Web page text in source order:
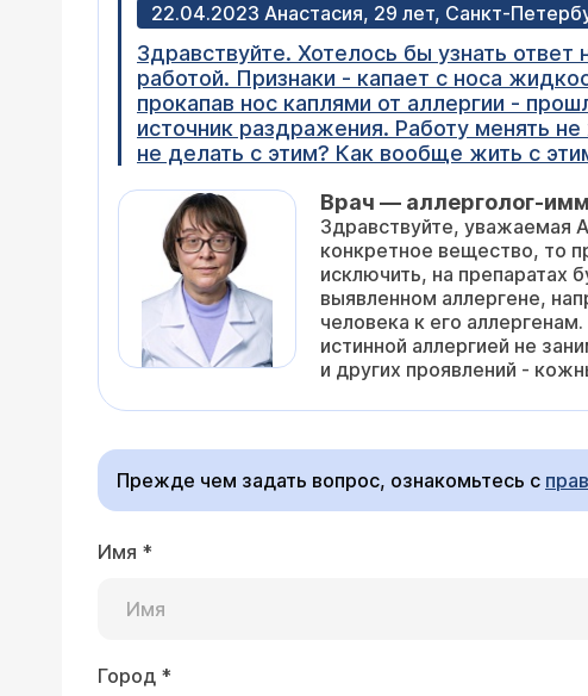
22.04.2023 Анастасия, 29 лет, Санкт-
Здравствуйте. Хотелось бы узнать
работой. Признаки - капает с носа
прокапав нос каплями от аллергии -
источник раздражения. Работу менять
не делать с этим? Как вообще жить с
Врач — аллерголог-
Здравствуйте, уважаемая
конкретное вещество, то
исключить, на препаратах
выявленном аллергене,
человека к его
истинной аллергией не
и других проявлений -
Прежде чем задать вопрос, ознакомьтесь с
Имя *
Город *